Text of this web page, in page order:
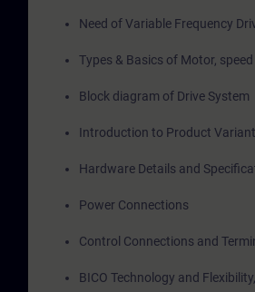
Need of Variable Frequency
Types & Basics of Motor,
Block diagram of Drive System
Introduction to Product
Hardware Details and
Power Connections
Control Connections and
BICO Technology and